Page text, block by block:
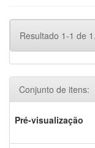
Resultado 1-1 de 1.
Conjunto de itens:
Pré-visualização